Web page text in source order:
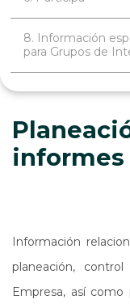
8. Información
para Grupos de
Planeación, presupuesto e
informes
Información
planeación,
Empresa, así como